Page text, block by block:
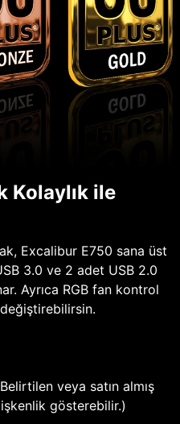
Kolaylık ile
Excalibur E750 sana üst
3.0 ve 2 adet USB 2.0
Ayrıca RGB fan kontrol
veya satın almış
gösterebilir.)